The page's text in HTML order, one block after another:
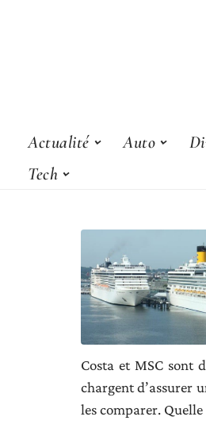
Actualité Auto
Tech
Costa et MSC sont
chargent d’assurer
les comparer.